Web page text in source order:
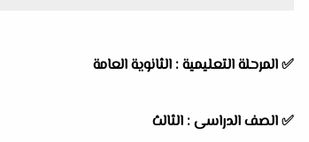
✅المرحلة التعليمية : الثانوية العامة
✅الصف الدراسى : الثالث